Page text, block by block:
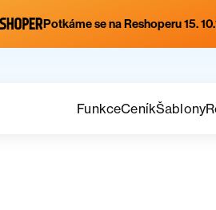
Potkáme se na Reshoperu 15.
FunkceCeníkŠablony